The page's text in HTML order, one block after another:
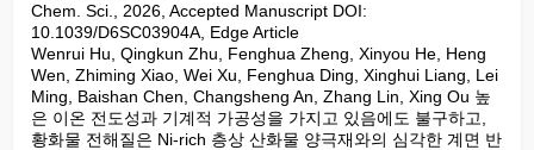
Chem. Sci., 2026, Accepted Manuscript DOI:
10.1039/D6SC03904A, Edge Article
Wenrui Hu, Qingkun Zhu, Fenghua Zheng, Xinyou He, Heng
Wen, Zhiming Xiao, Wei Xu, Fenghua Ding, Xinghui Liang, Lei
Ming, Baishan Chen, Changsheng An, Zhang Lin, Xing Ou 높
은 이온 전도성과 기계적 가공성을 가지고 있음에도 불구하고,
황화물 전해질은 Ni-rich 층상 산화물 양극재와의 심각한 계면 반